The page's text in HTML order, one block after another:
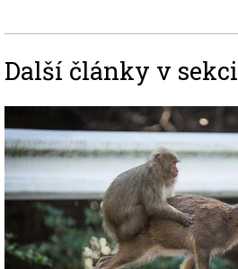
Další články v sekci